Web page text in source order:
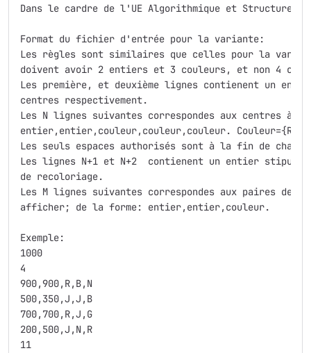
Dans le cardre de l'UE Algorithmique et Structure
Format du fichier d'entrée pour la variante:
Les règles sont similaires que celles pour la
doivent avoir 2 entiers et 3 couleurs, et non 4
Les première, et deuxième lignes contienent un
centres respectivement.
Les N lignes suivantes correspondes aux centres
entier,entier,couleur,couleur,couleur. Couleur={R,
Les seuls espaces authorisés sont à la fin de
Les lignes N+1 et N+2  contienent un entier
de recoloriage.
Les M lignes suivantes correspondes aux paires
afficher; de la forme: entier,entier,couleur.
Exemple:
1000
4
900,900,R,B,N
500,350,J,J,B
700,700,R,J,G
200,500,J,N,R
11